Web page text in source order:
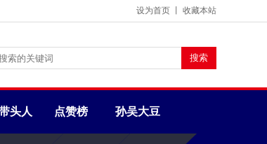
设为首页 收藏本站
头人 点赞榜 孙吴大豆